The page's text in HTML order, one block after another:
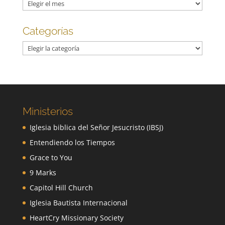
Categorías
Categorías
Ministerios
Iglesia biblica del Señor Jesucristo (IBSJ)
Entendiendo los Tiempos
Grace to You
9 Marks
Capitol Hill Church
Iglesia Bautista Internacional
HeartCry Missionary Society